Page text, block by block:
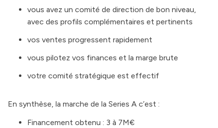
vous avez un comité de direction de bon niveau,
avec des profils complémentaires et pertinents
vos ventes progressent rapidement
vous pilotez vos finances et la marge brute
votre comité stratégique est effectif
En synthèse, la marche de la Series A c’est :
Financement obtenu : 3 à 7M€